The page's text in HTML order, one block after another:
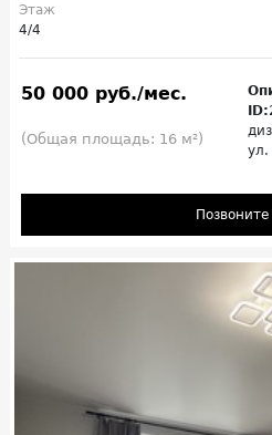
Этаж
4/4
50 000 руб./мес.
(Общая площадь: 16 м²)
ул.